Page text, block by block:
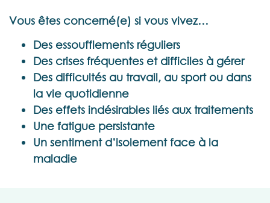
Vous êtes concerné(e) si vous vivez…
Des essoufflements réguliers
Des crises fréquentes et difficiles à gérer
Des difficultés au travail, au sport ou dans
la vie quotidienne
Des effets indésirables liés aux traitements
Une fatigue persistante
Un sentiment d’isolement face à la
maladie